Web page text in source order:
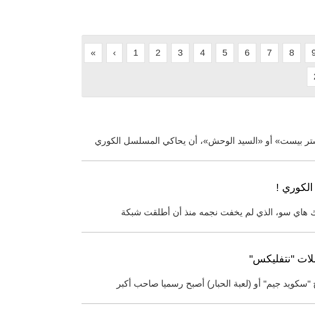
« ‹ 1 2 3 4 5 6 7 8
بيست» أو «السيد الوحش»، أن يحاكي المسلسل الكوري
هاي سو، الذي لم يخفت نجمه منذ أن أطلقت شبكة
"نتفليكس"
جيم" أو (لعبة الحبار) أصبح رسميا صاحب أكبر